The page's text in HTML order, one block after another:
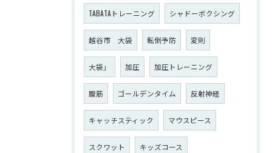
TABATAトレーニング シャドーボクシング
越谷市 大袋 転倒予防 変則
大袋」 加圧 加圧トレーニング
腹筋 ゴールデンタイム 反射神経
キャッチスティック マウスピース
スクワット キッズコース